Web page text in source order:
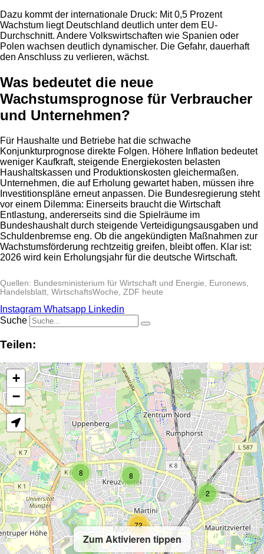
Dazu kommt der internationale Druck: Mit 0,5 Prozent
Wachstum liegt Deutschland deutlich unter dem EU-
Durchschnitt. Andere Volkswirtschaften wie Spanien oder
Polen wachsen deutlich dynamischer. Die Gefahr, dauerhaft
den Anschluss zu verlieren, wächst.
Was bedeutet die neue
Wachstumsprognose für Verbraucher
und Unternehmen?
Für Haushalte und Betriebe hat die schwache
Konjunkturprognose direkte Folgen. Höhere Inflation bedeutet
weniger Kaufkraft, steigende Energiekosten belasten
Haushaltskassen und Produktionskosten gleichermaßen.
Unternehmen, die auf Erholung gewartet haben, müssen ihre
Investitionspläne erneut anpassen. Die Bundesregierung steht
vor einem Dilemma: Einerseits braucht die Wirtschaft
Entlastung, andererseits sind die Spielräume im
Bundeshaushalt durch steigende Verteidigungsausgaben und
Schuldenbremse eng. Ob die angekündigten Maßnahmen zur
Wachstumsförderung rechtzeitig greifen, bleibt offen. Klar ist:
2026 wird kein Erholungsjahr für die deutsche Wirtschaft.
Quellen: Bundesministerium für Wirtschaft und Energie, Euronews,
Handelsblatt, WirtschaftsWoche, ZDF heute
Instagram Whatsapp Linkedin
Suche
Teilen:
Zum Aktivieren tippen
2
8 8
5
72
+
−